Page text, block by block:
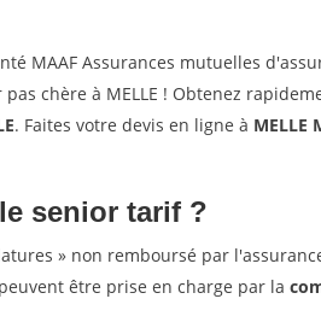
MAAF Assurances mutuelles
chère à MELLE ! Obtenez
. Faites votre devis en ligne à MELLE
senior tarif ?
» non remboursé par
être prise en charge par la